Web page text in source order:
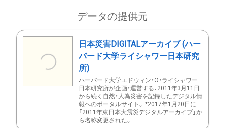
データの提供元
日本災害DIGITALアーカイブ (ハー
バード大学ライシャワー日本研究
所)
ハーバード大学エドウィン・O・ライシャワー
日本研究所が企画・運営する、2011年3月11日
から続く自然・人為災害を記録したデジタル情
報へのポータルサイト。 *2017年1月20日に
「2011年東日本大震災デジタルアーカイブ」か
ら名称変更された。